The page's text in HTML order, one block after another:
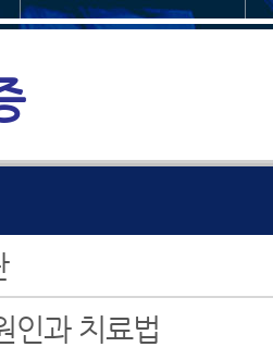
인과 치료법